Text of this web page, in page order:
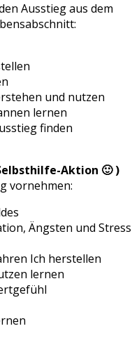
Ausstieg aus dem
und nutzen
lernen
finden
Aktion 🙂 )
vornehmen:
Ängsten und Stress
Ich herstellen
lernen